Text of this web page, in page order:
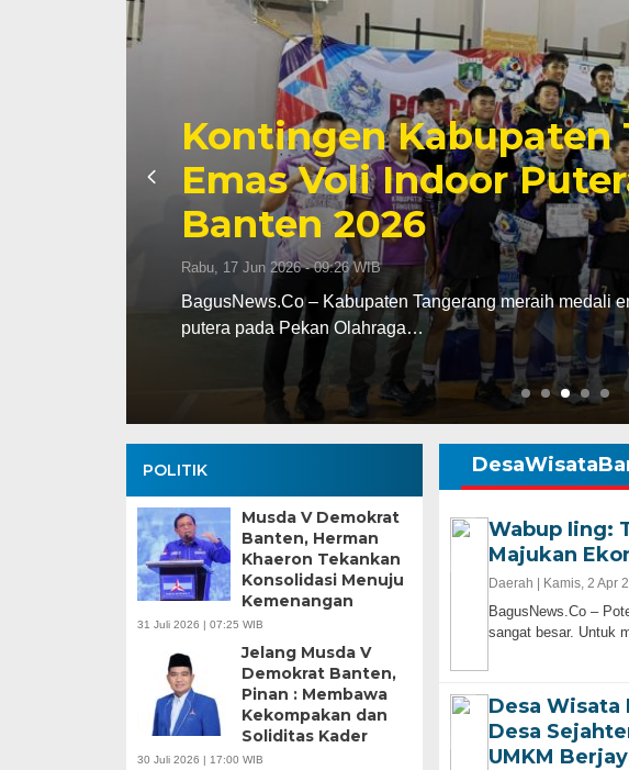
Kontingen Kabupaten
Emas Voli Indoor
Banten 2026
Rabu, 17 Jun 2026 - 09:26 WIB
BagusNews.Co – Kabupaten Tangerang meraih medali
putera pada Pekan Olahraga…
POLITIK
Musda V Demokrat
Banten, Herman
Khaeron Tekankan
Konsolidasi Menuju
Kemenangan
31 Juli 2026 | 07:25 WIB
Jelang Musda V
Demokrat Banten,
Pinan : Membawa
Kekompakan dan
Soliditas Kader
30 Juli 2026 | 17:00 WIB
Wabup Iing:
Majukan
Daerah | Kamis, 2 Apr
BagusNews.Co –
sangat besar. Untuk
Desa Wisata
Desa
UMKM
Banten Butuh Gubernur Progresif dan